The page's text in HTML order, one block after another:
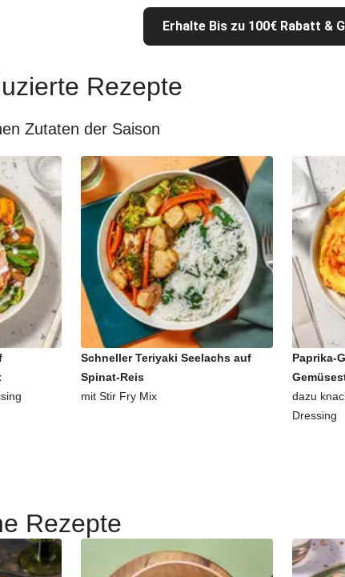
Erhalte Bis zu 100€ Rabatt &
Rezepte
Zutaten der Saison
Schneller Teriyaki Seelachs auf
Spinat-Reis
mit Stir Fry Mix
Paprika-
dazu
Dressing
Rezepte